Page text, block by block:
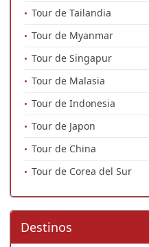
Tour de Tailandia
Tour de Myanmar
Tour de Singapur
Tour de Malasia
Tour de Indonesia
Tour de Japon
Tour de China
Tour de Corea del Sur
Destinos